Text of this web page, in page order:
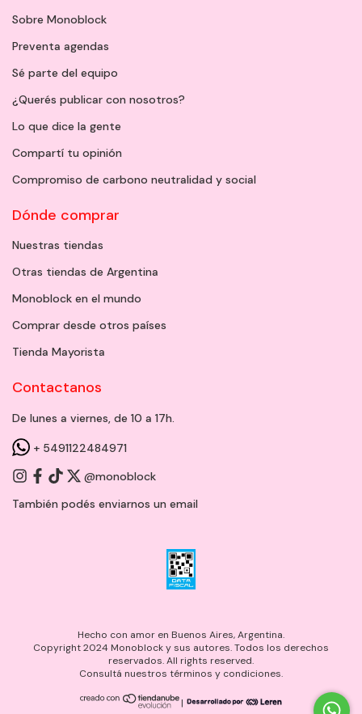
Sobre Monoblock
Preventa agendas
Sé parte del equipo
¿Querés publicar con nosotros?
Lo que dice la gente
Compartí tu opinión
Compromiso de carbono neutralidad y social
Dónde comprar
Nuestras tiendas
Otras tiendas de Argentina
Monoblock en el mundo
Comprar desde otros países
Tienda Mayorista
Contactanos
De lunes a viernes, de 10 a 17h.
+ 5491122484971
@monoblock
También podés enviarnos un email
Hecho con amor en Buenos Aires, Argentina.
Copyright 2024 Monoblock y sus autores. Todos los derechos
reservados. All rights reserved.
Consultá nuestros términos y condiciones.
|